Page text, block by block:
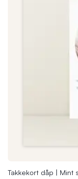
Takkekort dåp | Mint